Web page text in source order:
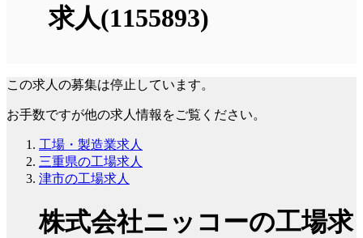
求人(1155893)
この求人の募集は停止しています。
お手数ですが他の求人情報をご覧ください。
工場・製造業求人
三重県の工場求人
津市の工場求人
株式会社ニッコーの工場求